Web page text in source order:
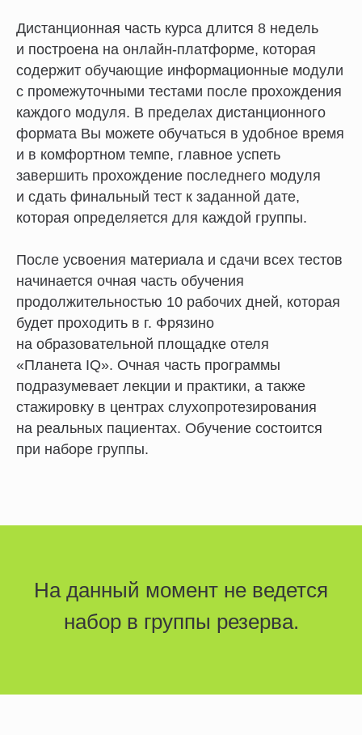
Дистанционная часть курса длится 8 недель
и построена на онлайн-платформе, которая
содержит обучающие информационные модули
с промежуточными тестами после прохождения
каждого модуля. В пределах дистанционного
формата Вы можете обучаться в удобное время
и в комфортном темпе, главное успеть
завершить прохождение последнего модуля
и сдать финальный тест к заданной дате,
которая определяется для каждой группы.
После усвоения материала и сдачи всех тестов
начинается очная часть обучения
продолжительностью 10 рабочих дней, которая
будет проходить в г. Фрязино
на образовательной площадке отеля
«Планета IQ». Очная часть программы
подразумевает лекции и практики, а также
стажировку в центрах слухопротезирования
на реальных пациентах. Обучение состоится
при наборе группы.
На данный момент не ведется
набор в группы резерва.